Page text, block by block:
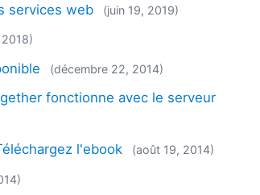
services web (juin 19, 2019)
(décembre 22, 2014)
fonctionne avec le serveur
l'ebook (août 19, 2014)